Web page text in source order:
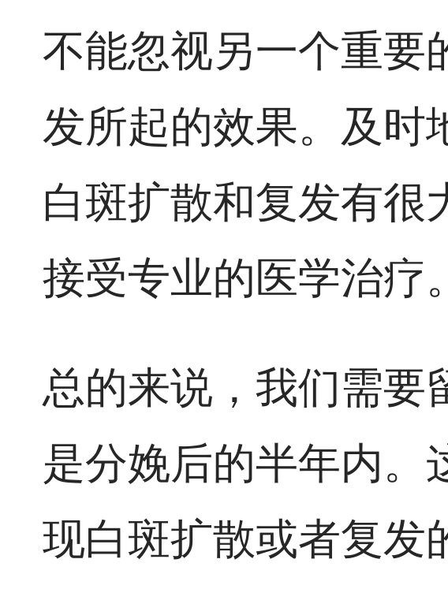
不能忽视另一个重要
发所起的效果。及时
白斑扩散和复发有很
接受专业的医学治疗。
总的来说，我们需要
是分娩后的半年内。
现白斑扩散或者复发